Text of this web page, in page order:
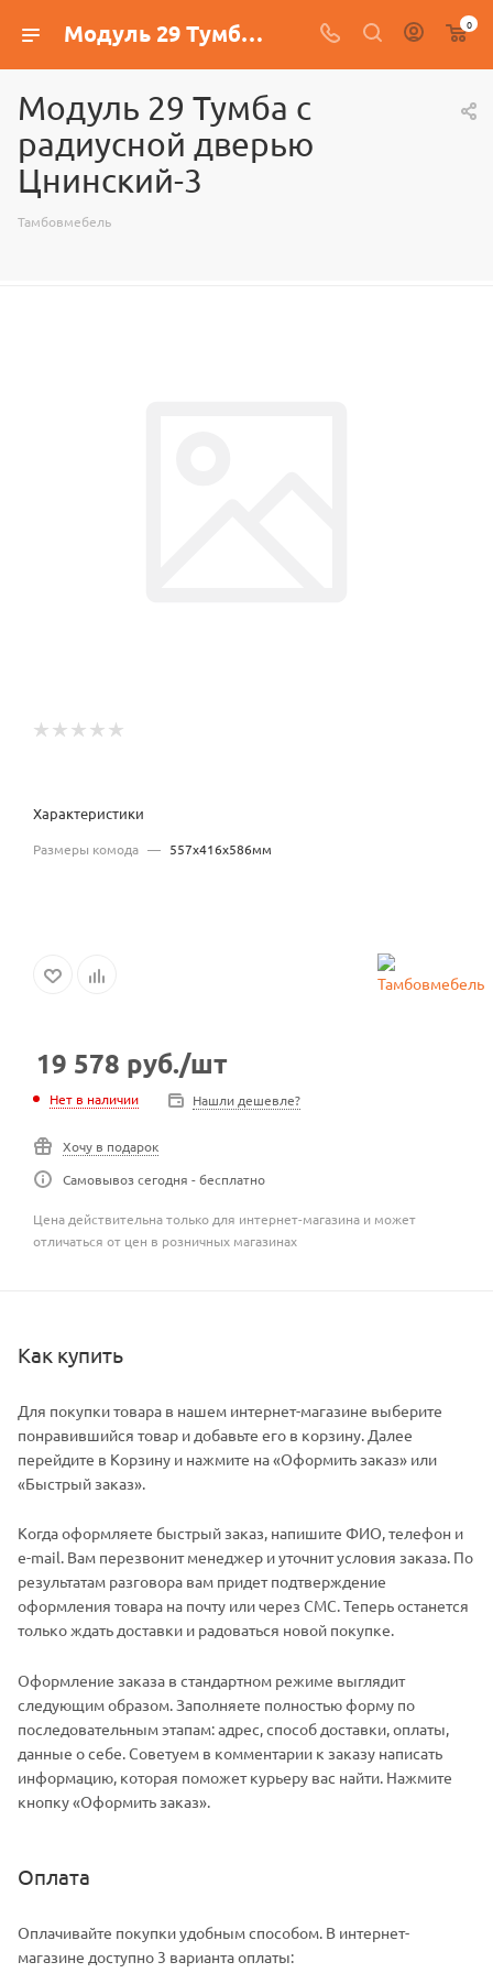
Модуль 29 Тумба с радиусной дверью Цнинский-3 0
Модуль 29 Тумба с
радиусной дверью
Цнинский-3
Тамбовмебель
Характеристики
Размеры комода — 557x416x586мм
19 578 руб./шт
Нет в наличии Нашли дешевле?
Хочу в подарок
Самовывоз сегодня - бесплатно
Цена действительна только для интернет-магазина и может
отличаться от цен в розничных магазинах
Как купить
Для покупки товара в нашем интернет-магазине выберите
понравившийся товар и добавьте его в корзину. Далее
перейдите в Корзину и нажмите на «Оформить заказ» или
«Быстрый заказ».
Когда оформляете быстрый заказ, напишите ФИО, телефон и
e-mail. Вам перезвонит менеджер и уточнит условия заказа. По
результатам разговора вам придет подтверждение
оформления товара на почту или через СМС. Теперь останется
только ждать доставки и радоваться новой покупке.
Оформление заказа в стандартном режиме выглядит
следующим образом. Заполняете полностью форму по
последовательным этапам: адрес, способ доставки, оплаты,
данные о себе. Советуем в комментарии к заказу написать
информацию, которая поможет курьеру вас найти. Нажмите
кнопку «Оформить заказ».
Оплата
Оплачивайте покупки удобным способом. В интернет-
магазине доступно 3 варианта оплаты: